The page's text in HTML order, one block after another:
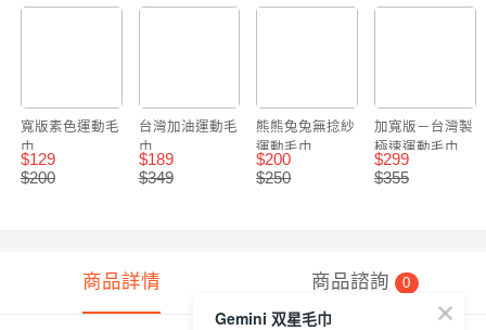
寬版素色運動毛
巾
$129
$200
台灣加油運動毛
巾
$189
$349
熊熊兔兔無捻紗
運動毛巾
$200
$250
加寬版－台灣製
極速運動毛巾
(Tiffany綠)
$299
$355
商品詳情 商品諮詢 0
Gemini 双星毛巾